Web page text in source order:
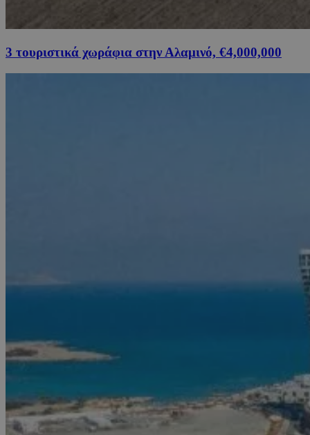
3 τουριστικά χωράφια στην Αλαμινό, €4,000,000